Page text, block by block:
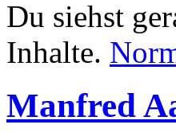
Du siehst
Inhalte.
Manfred